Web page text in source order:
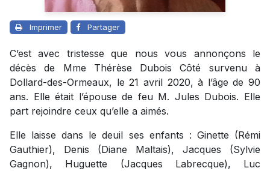
Imprimer Partager
C’est avec tristesse que nous vous annonçons le
décès de Mme Thérèse Dubois Côté survenu à
Dollard-des-Ormeaux, le 21 avril 2020, à l’âge de 90
ans. Elle était l’épouse de feu M. Jules Dubois. Elle
part rejoindre ceux qu’elle a aimés.
Elle laisse dans le deuil ses enfants : Ginette (Rémi
Gauthier), Denis (Diane Maltais), Jacques (Sylvie
Gagnon), Huguette (Jacques Labrecque), Luc